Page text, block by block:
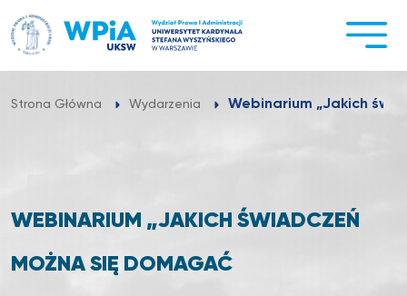
do
treści
Strona Główna Wydarzenia Webinarium „Jakich
WEBINARIUM „JAKICH ŚWIADCZEŃ
MOŻNA SIĘ DOMAGAĆ